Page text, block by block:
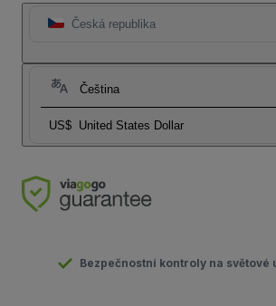
Česká republika
Čeština
US$ United States Dollar
Bezpečnostní kontroly na světové